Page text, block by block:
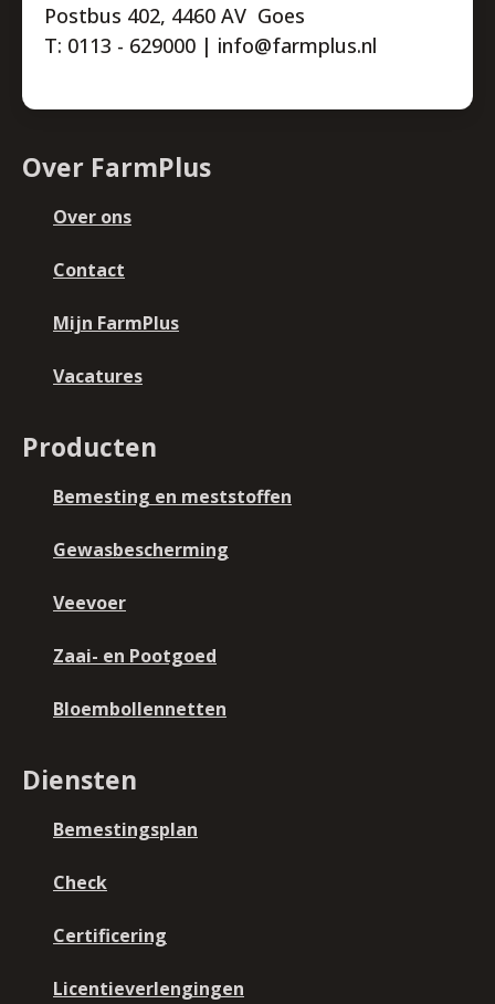
Postbus 402, 4460 AV Goes
T: 0113 - 629000 | info@farmplus.nl
Over FarmPlus
Over ons
Contact
Mijn FarmPlus
Vacatures
Producten
Bemesting en meststoffen
Gewasbescherming
Veevoer
Zaai- en Pootgoed
Bloembollennetten
Diensten
Bemestingsplan
Check
Certificering
Licentieverlengingen